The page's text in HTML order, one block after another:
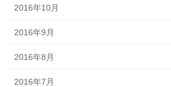
2016年10月
2016年9月
2016年8月
2016年7月